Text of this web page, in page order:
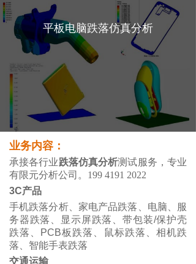
平板电脑跌落仿真分析
业务内容：
承接各行业跌落仿真分析测试服务，专业
有限元分析公司。199 4191 2022
3C产品
手机跌落分析、家电产品跌落、电脑、服
务器跌落、
显示屏跌落
、带包装/保护壳
跌落、PCB板跌落、鼠标跌落、相机跌
落、智能手表跌落
交通运输